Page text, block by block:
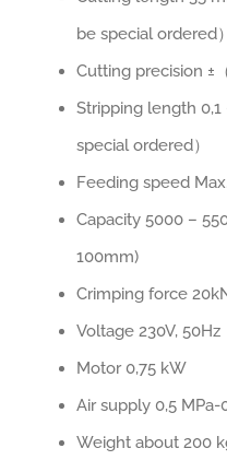
be special ordered）
Cutting precision ±
Stripping length
special ordered）
Feeding speed
Capacity 5000 –
100mm)
Crimping force
Voltage 230V, 50Hz
Motor 0,75 kW
Air supply 0,5
Weight about 200